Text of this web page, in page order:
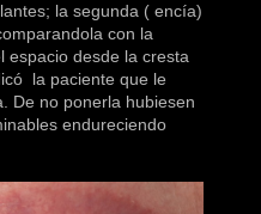
la segunda ( encía)
con la
espacio desde la cresta
la paciente que le
De no ponerla hubiesen
endureciendo